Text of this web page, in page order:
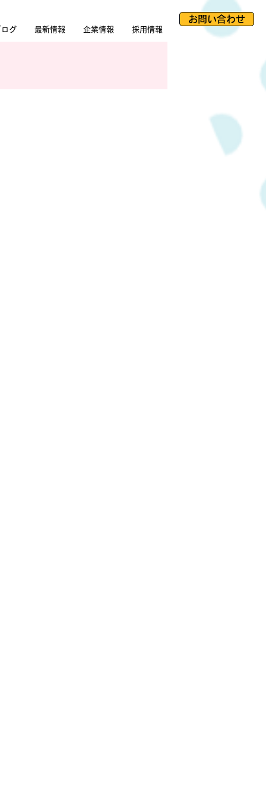
ログ 最新情報 企業情報 採用情報
お問い合わせ